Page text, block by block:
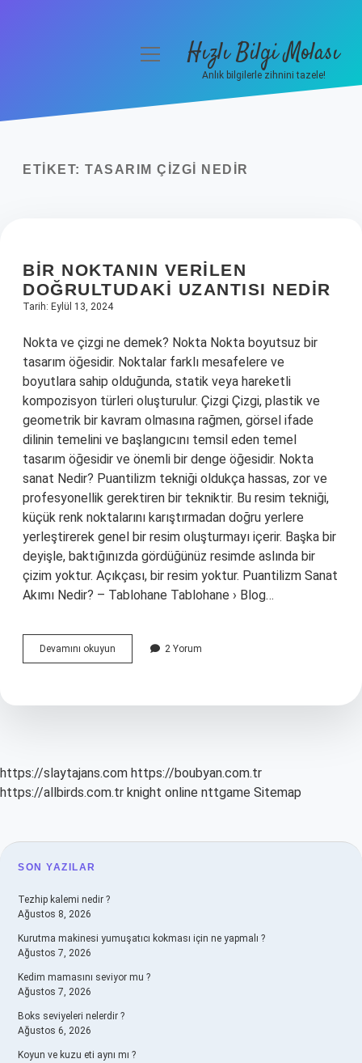
Yasal Uyarı
menüyüHızlı Bilgi Molası
Anlık bilgilerle zihnini tazele!
ETIKET: TASARIM ÇIZGI NEDIR
BIR NOKTANIN VERILEN
DOĞRULTUDAKI UZANTISI NEDIR
Tarih: Eylül 13, 2024
Nokta ve çizgi ne demek? Nokta Nokta boyutsuz bir
tasarım öğesidir. Noktalar farklı mesafelere ve
boyutlara sahip olduğunda, statik veya hareketli
kompozisyon türleri oluşturulur. Çizgi Çizgi, plastik ve
geometrik bir kavram olmasına rağmen, görsel ifade
dilinin temelini ve başlangıcını temsil eden temel
tasarım öğesidir ve önemli bir denge öğesidir. Nokta
sanat Nedir? Puantilizm tekniği oldukça hassas, zor ve
profesyonellik gerektiren bir tekniktir. Bu resim tekniği,
küçük renk noktalarını karıştırmadan doğru yerlere
yerleştirerek genel bir resim oluşturmayı içerir. Başka bir
deyişle, baktığınızda gördüğünüz resimde aslında bir
çizim yoktur. Açıkçası, bir resim yoktur. Puantilizm Sanat
Akımı Nedir? – Tablohane Tablohane › Blog…
Devamını okuyun
Noktanın
Uzantısı
2 Yorum
https://slaytajans.com https://boubyan.com.tr
https://allbirds.com.tr knight online nttgame Sitemap
SIDEBAR
SON YAZILAR
Tezhip kalemi nedir ?
Ağustos 8, 2026
Kurutma makinesi yumuşatıcı kokması için ne yapmalı ?
Ağustos 7, 2026
Kedim mamasını seviyor mu ?
Ağustos 7, 2026
Boks seviyeleri nelerdir ?
Ağustos 6, 2026
Koyun ve kuzu eti aynı mı ?